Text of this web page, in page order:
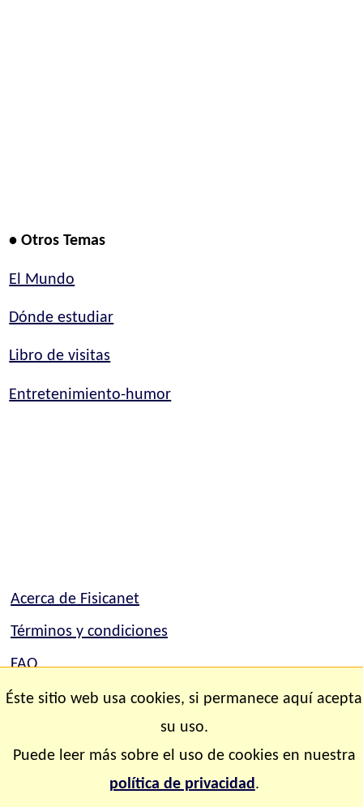
• Otros Temas
El Mundo
Dónde estudiar
Libro de visitas
Entretenimiento-humor
Acerca de Fisicanet
Términos y condiciones
FAQ
Mapa del sitio
Copyright © 2.000-2.028 Fisicanet ® Todos los
Éste sitio web usa cookies, si permanece aquí acepta
su uso.
Puede leer más sobre el uso de cookies en nuestra
política de privacidad.